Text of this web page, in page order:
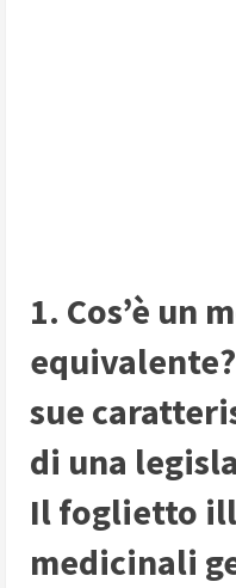
1. Cos’è un
sue
di una
Il foglietto
medicinali